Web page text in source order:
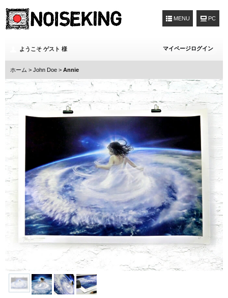
MENU
ようこそ ゲスト 様 マイページログイン
ホーム > John Doe > Annie